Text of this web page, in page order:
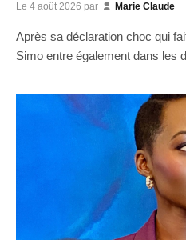
Le 4 août 2026 par Marie Claude
Après sa déclaration choc qui
Simo entre également dans les